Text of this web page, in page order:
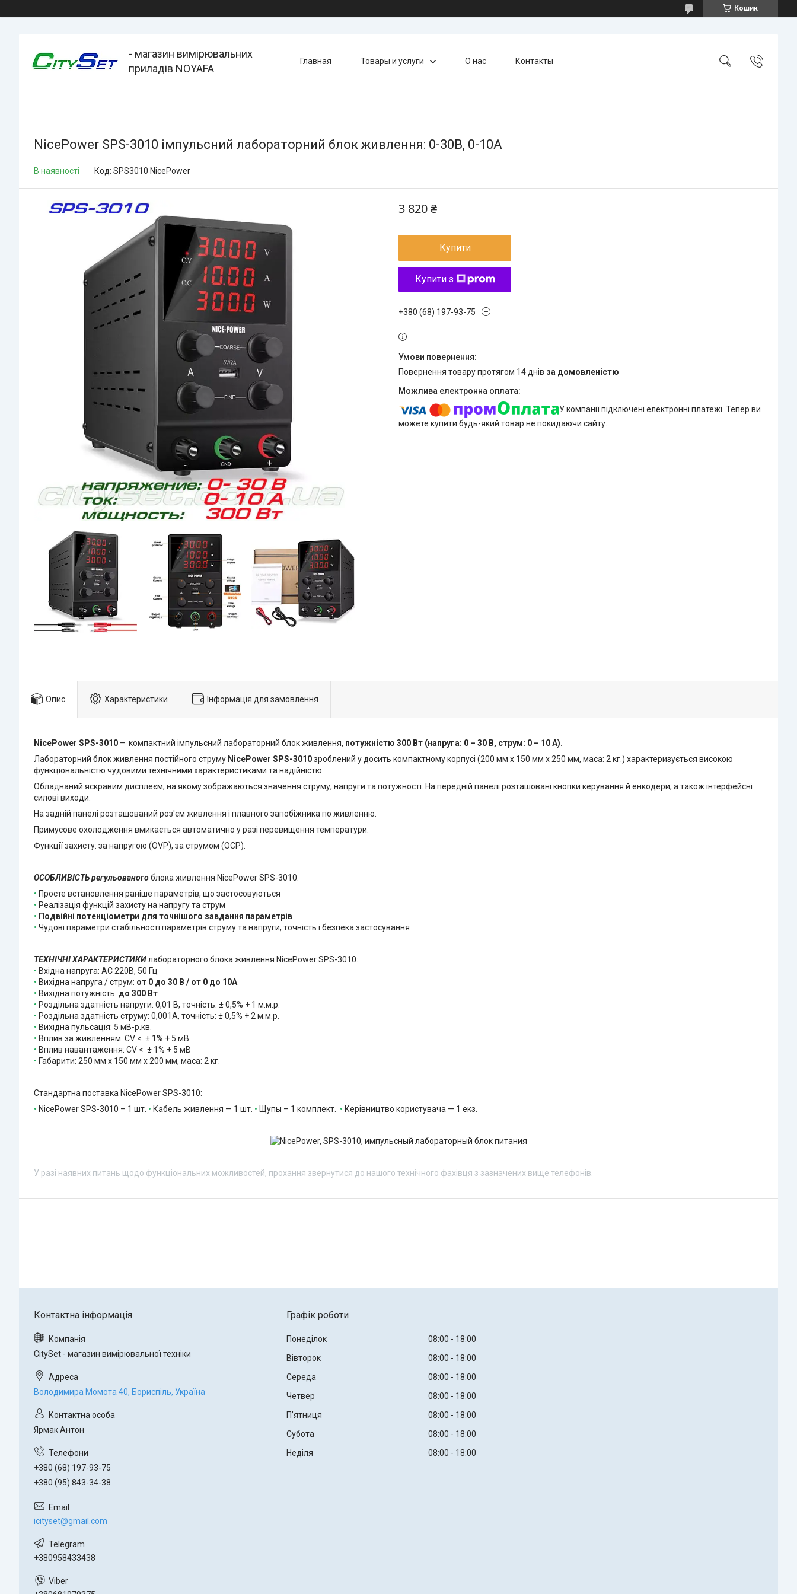
Кошик
- магазин вимірювальних
приладів NOYAFA
Главная Товары и услуги О нас Контакты
NicePower SPS-3010 імпульсний лабораторний блок живлення: 0-30В, 0-10А
В наявності Код: SPS3010 NicePower
3 820 ₴
Купити
Купити з
+380 (68) 197-93-75
повернення товару протягом 14 днів за домовленістю
У компанії підключені електронні платежі. Тепер ви
можете купити будь-який товар не покидаючи сайту.
Опис Характеристики Інформація для замовлення
NicePower SPS-3010 – компактний імпульсний лабораторний блок живлення, потужністю 300 Вт (напруга: 0 – 30 В, струм: 0 – 10 А).
Лабораторний блок живлення постійного струму NicePower SPS-3010зроблений у досить компактному корпусі (200 мм х 150 мм х 250 мм, маса: 2 кг.) характеризується високою
функціональністю чудовими технічними характеристиками та надійністю.
Обладнаний яскравим дисплеєм, на якому зображаються значення струму, напруги та потужності. На передній панелі розташовані кнопки керування й енкодери, а також інтерфейсні
силові виходи.
На задній панелі розташований роз'єм живлення і плавного запобіжника по живленню.
Примусове охолодження вмикається автоматично у разі перевищення температури.
Функції захисту: за напругою (OVP), за струмом (OСP).
ОСОБЛИВІСТЬ регульованогоблока живлення NicePower SPS-3010:
• Просте встановлення раніше параметрів, що застосовуються
• Реалізація функцій захисту на напругу та струм
• Подвійні потенціометри для точнішого завдання параметрів
• Чудові параметри стабільності параметрів струму та напруги, точність і безпека застосування
ТЕХНІЧНІ ХАРАКТЕРИСТИКИлабораторного блока живлення NicePower SPS-3010:
• Вхідна напруга: AC 220B, 50 Гц
• Вихідна напруга / струм: от 0 до 30 В / от 0 до 10A
• Вихідна потужність: до 300 Вт
• Роздільна здатність напруги: 0,01 В, точність: ± 0,5% + 1 м.м.р.
• Роздільна здатність струму: 0,001А, точність: ± 0,5% + 2 м.м.р.
• Вихідна пульсація: 5 мВ-р.кв.
• Вплив за живленням: CV < ± 1% + 5 мВ
• Вплив навантаження: CV < ± 1% + 5 мВ
• Габарити: 250 мм х 150 мм х 200 мм, маса: 2 кг.
Стандартна поставка NicePower SPS-3010:
• NicePower SPS-3010 – 1 шт. • Кабель живлення — 1 шт. • Щупы – 1 комплект. • Керівництво користувача — 1 екз.
У разі наявних питань щодо функціональних можливостей, прохання звернутися до нашого технічного фахівця з зазначених вище телефонів.
CitySet - магазин вимірювальної техніки
Володимира Момота 40, Бориспіль, Україна
Ярмак Антон
+380 (68) 197-93-75
+380 (95) 843-34-38
icityset@gmail.com
+380958433438
Графік роботи
Понеділок 08:00
18:00
Вівторок
08:00
18:00
Середа
08:00
18:00
Четвер
08:00
18:00
Пʼятниця
08:00
18:00
Субота
08:00
18:00
Неділя
08:00 18:00